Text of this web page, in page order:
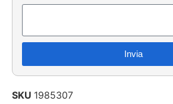
Invia
SKU 1985307